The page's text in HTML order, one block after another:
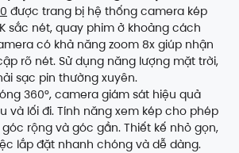
được trang bị hệ thống camera kép
sắc nét, quay phim ở khoảng cách
có khả năng zoom 8x giúp nhận
rõ nét. Sử dụng năng lượng mặt trời,
sạc pin thường xuyên.
360°, camera giám sát hiệu quả
và lối đi. Tính năng xem kép cho phép
rộng và góc gần. Thiết kế nhỏ gọn,
lắp đặt nhanh chóng và dễ dàng.